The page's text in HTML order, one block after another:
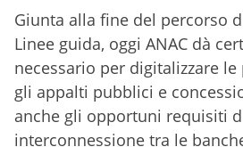
Giunta alla fine del percorso
Linee guida, oggi ANAC dà
necessario per digitalizzare
gli appalti pubblici e
anche gli opportuni requisiti
interconnessione tra le